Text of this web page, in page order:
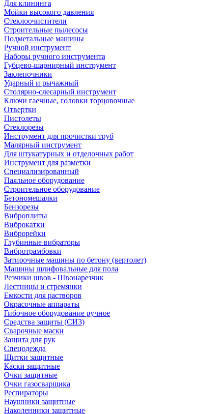
Для клининга
Мойки высокого давления
Стеклоочистители
Строительные пылесосы
Подметальные машины
Ручной инструмент
Наборы ручного инструмента
Губцево-шарнирный инструмент
Заклепочники
Ударный и рычажный
Столярно-слесарный инструмент
Ключи гаечные, головки торцовочные
Отвертки
Пистолеты
Стеклорезы
Инструмент для прочистки труб
Малярный инструмент
Для штукатурных и отделочных работ
Инструмент для разметки
Специализированный
Паяльное оборудование
Строительное оборудование
Бетономешалки
Бензорезы
Виброплиты
Виброкатки
Виброрейки
Глубинные вибраторы
Вибротрамбовки
Затирочные машины по бетону (вертолет)
Машины шлифовальные для пола
Резчики швов - Швонарезчик
Лестницы и стремянки
Емкости для растворов
Окрасочные аппараты
Гибочное оборудование ручное
Средства защиты (СИЗ)
Сварочные маски
Защита для рук
Спецодежда
Щитки защитные
Каски защитные
Очки защитные
Очки газосварщика
Респираторы
Наушники защитные
Наколенники защитные